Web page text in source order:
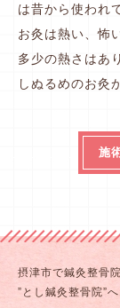
は昔から使われ
お灸は熱い、怖
多少の熱さはあ
しぬるめのお灸
施
摂津市で鍼灸整骨
”とし鍼灸整骨院”